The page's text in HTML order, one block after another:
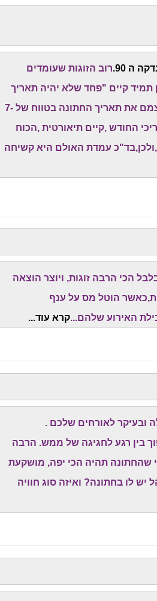
ה 90.
רוב הזוגות שעומדים
תמיד קיים "פחד שלא יהיה תאריך
טוב ופנוי" של האולמות המובילים. לכן,המון מן הזוגות משריינים לעצמם את תאריך החתונה בטווח של 7-
החודש ,קיים תיאורטית ,הכוח
עמדת האולם היא קשיחה
הכי הרבה זוגות, ויוצר הוצאה
הוטל מס על ענף
האירוע שלהם...קרא עוד...
ובעיקר לאורחים שלכם .
בין רגע לחגיגה של ממש. הרבה
שהחתונה תהיה הכי יפה, מושקעת
לו בחתונה? ואיזה סוג חוויה